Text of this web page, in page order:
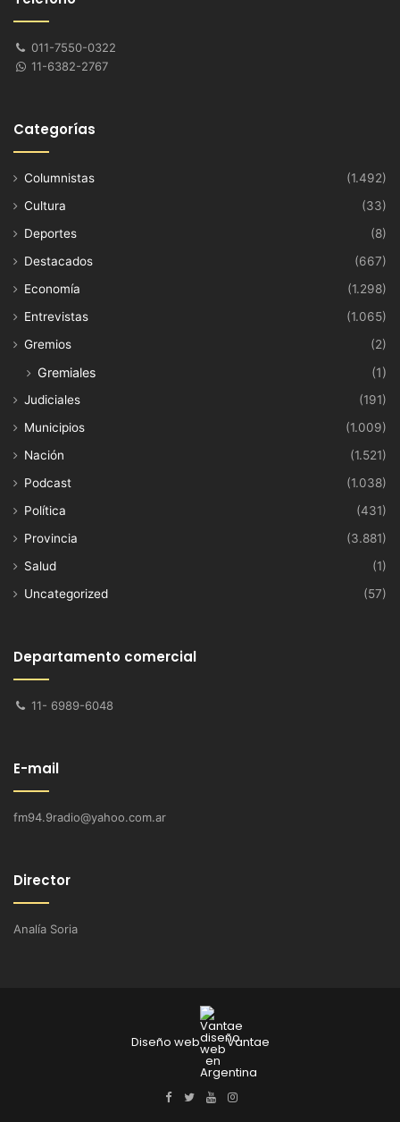
011-7550-0322
11-6382-2767
Categorías
Columnistas
(1.492)
Cultura
(33)
Deportes
(8)
Destacados
(667)
Economía
(1.298)
Entrevistas
(1.065)
Gremios
(2)
Gremiales (1)
Judiciales
(191)
Municipios
(1.009)
Nación
(1.521)
Podcast
(1.038)
Política
(431)
Provincia
(3.881)
Salud
(1)
Uncategorized
(57)
Departamento comercial
11- 6989-6048
E-mail
fm94.9radio@yahoo.com.ar
Director
Analía Soria
Diseño web Vantae